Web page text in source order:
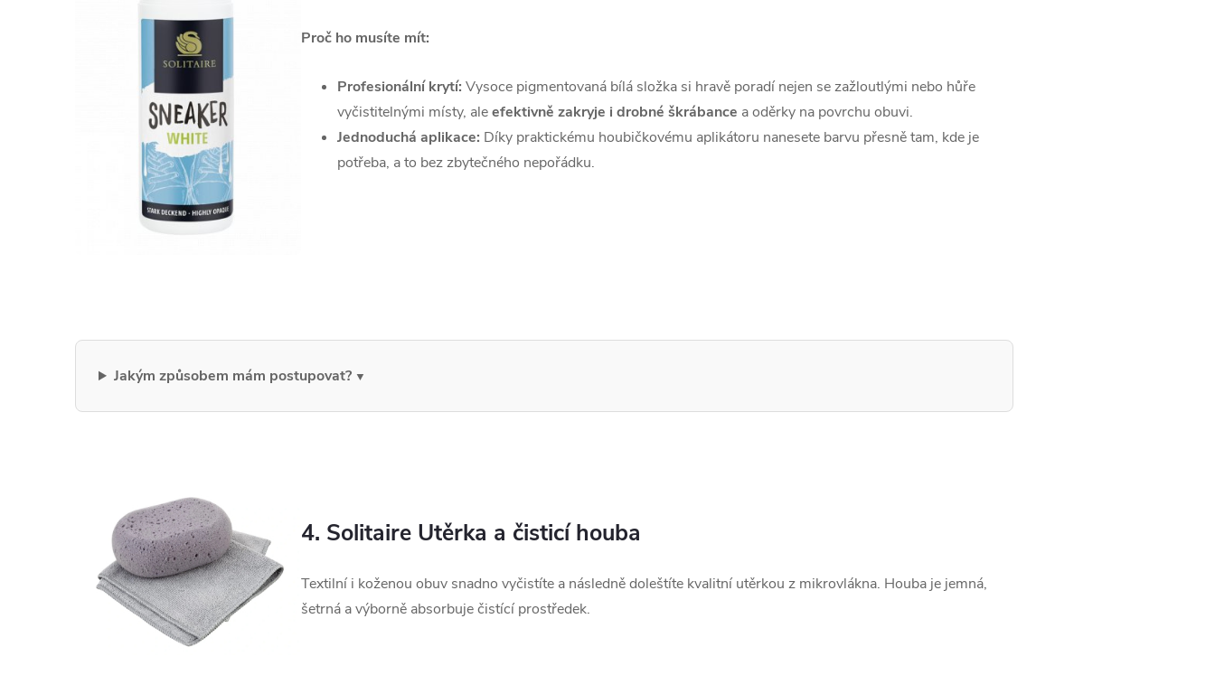
Proč ho musíte mít:
Profesionální krytí: Vysoce pigmentovaná bílá složka si hravě poradí nejen se zažloutlými nebo hůře
vyčistitelnými místy, aleefektivně zakryje i drobné škrábance a oděrky na povrchu obuvi.
Jednoduchá aplikace: Díky praktickému houbičkovému aplikátoru nanesete barvu přesně tam, kde je
potřeba, a to bez zbytečného nepořádku.
Jakým způsobem mám postupovat?
4. Solitaire Utěrka a čisticí houba
Textilní i koženou obuv snadno vyčistíte a následně doleštíte kvalitní utěrkou z mikrovlákna. Houba je jemná,
šetrná a výborně absorbuje čistící prostředek.